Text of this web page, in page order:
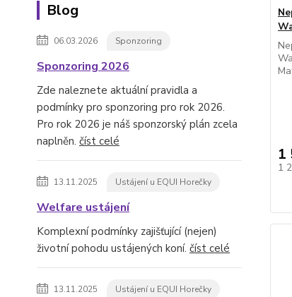
Blog
06.03.2026 Sponzoring
Sponzoring 2026
Zde naleznete aktuální pravidla a
podmínky pro sponzoring pro rok 2026.
Pro rok 2026 je náš sponzorský plán zcela
naplněn. číst celé
13.11.2025 Ustájení u EQUI Horečky
Welfare ustájení
Komplexní podmínky zajišťující (nejen)
životní pohodu ustájených koní. číst celé
13.11.2025 Ustájení u EQUI Horečky
1
1